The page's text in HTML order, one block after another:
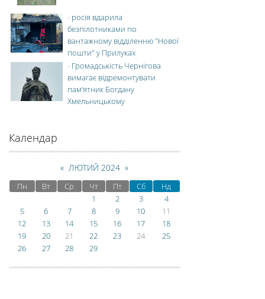
- росія вдарила
безпілотниками по
вантажному відділенню "Нової
пошти" у Прилуках
- Громадськість Чернігова
вимагає відремонтувати
пам’ятник Богдану
Хмельницькому
Календар
« ЛЮТИЙ 2024 »
Пн Вт Ср Чт Пт Сб
Нд
1
2 3
4
5
6 7 8 9 10
11
12
13 14 15 16 17
18
19
20 21 22 23 24
25
26
27 28 29